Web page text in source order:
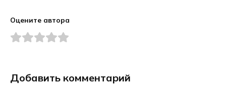
Оцените автора
Добавить комментарий